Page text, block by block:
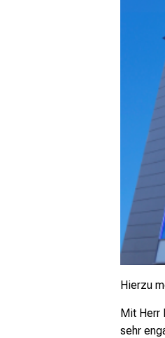
Hierzu
Mit Herr
sehr